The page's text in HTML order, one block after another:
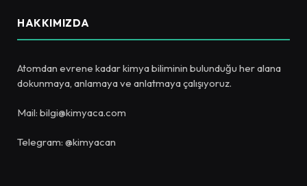
HAKKIMIZDA
Atomdan evrene kadar kimya biliminin bulunduğu her alana
dokunmaya, anlamaya ve anlatmaya çalışıyoruz.
Mail: bilgi@kimyaca.com
Telegram: @kimyacan